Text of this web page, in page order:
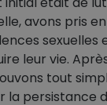
avons pris
sexuelles
leur vie.
tout
la persistance